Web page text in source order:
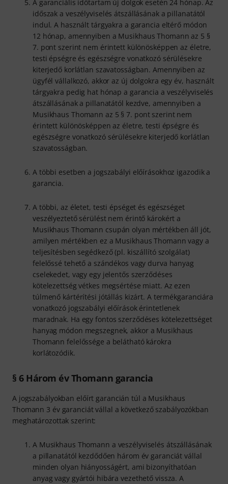
A garanciális időtartam új dolgok esetén 24 hónap. Az
időszak a veszélyviselés átszállásának a pillanatától
indul. A használt tárgyakra a garancia eltérő módon
12 hónap, amennyiben a Musikhaus Thomann az 5 §
7. pont szerint nem érintett különösképpen az életre,
testi épségre és egészségre vonatkozó sérülésekre
kiterjedő korlátlan szavatosságban. Amennyiben az
ügyfél vállalkozó, akkor az új dolgokra egy év, használt
tárgyakra pedig hat hónap a garancia a veszélyviselés
átszállásának a pillanatától kezdve, amennyiben a
Musikhaus Thomann az 5 § 7. pont szerint nem
érintett különösképpen az életre, testi épségre és
egészségre vonatkozó sérülésekre kiterjedő korlátlan
szavatosságban.
A többi esetben a jogszabályi előírásokhoz igazodik a
garancia.
A többi, az életet, testi épséget és egészséget
veszélyeztető sérülést nem érintő károkért a
Musikhaus Thomann csupán olyan mértékben áll jót,
amilyen mértékben ez a Musikhaus Thomann vagy a
teljesítésben segédkező (pl. kiszállító szolgálat)
felelőssé tehető a szándékos vagy durva hanyag
cselekedet, vagy egy jelentős szerződéses
kötelezettség vétkes megsértése miatt. Az ezen
túlmenő kártérítési jótállás kizárt. A termékgaranciára
vonatkozó jogszabályi előírások érintetlenek
maradnak. Ha egy fontos szerződéses kötelezettséget
hanyag módon megszegnek, akkor a Musikhaus
Thomann felelőssége a belátható károkra
korlátozódik.
§ 6 Három év Thomann garancia
A jogszabályokban előírt garancián túl a Musikhaus
Thomann 3 év garanciát vállal a következő szabályozókban
meghatározottak szerint:
A Musikhaus Thomann a veszélyviselés átszállásának
a pillanatától kezdődően három év garanciát vállal
minden olyan hiányosságért, ami bizonyíthatóan
anyag vagy gyártói hibára vezethető vissza. A